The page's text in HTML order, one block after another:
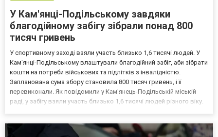
У Кам'янці-Подільському завдяки
благодійному забігу зібрали понад 800
тисяч гривень
У спортивному заході взяли участь близько 1,6 тисячі людей. У
Кам'янці-Подільському влаштували благодійний забіг, аби зібрати
кошти на потреби військових та підлітків з інвалідністю.
Запланована сума збору становила 800 тисяч гривень, і її
перевиконали. Як повідомили у Кам'янець-Подільській міській
раді, у забігу взяли участь близько 1,6 тисячі людей різного віку.